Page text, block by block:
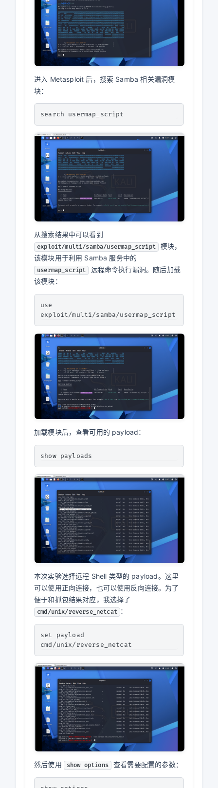
进入 Metasploit 后，搜索 Samba 相关漏洞模
块：
从搜索结果中可以看到
exploit/multi/samba/usermap_script 模块，
该模块用于利用 Samba 服务中的
usermap_script
远程命令执行漏洞。随后加载
该模块：
use
加载模块后，查看可用的 payload：
本次实验选择远程 Shell 类型的 payload。这里
可以使用正向连接，也可以使用反向连接。为了
便于和抓包结果对应，我选择了
cmd/unix/reverse_netcat ：
set payload
然后使用 show options 查看需要配置的参数：